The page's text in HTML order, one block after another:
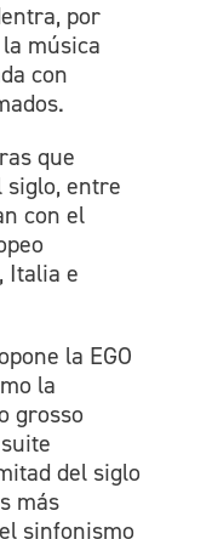
por
música
con
que
siglo, entre
con el
Italia e
la EGO
la
grosso
del siglo
más
sinfonismo